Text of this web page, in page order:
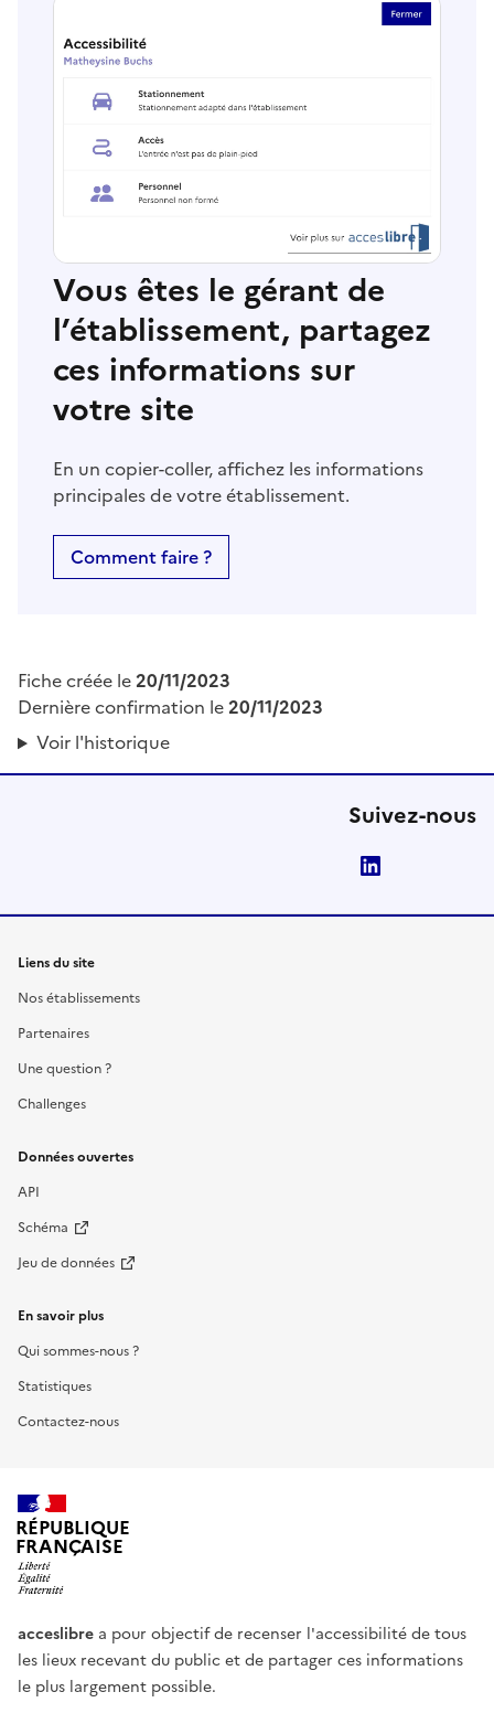
Vous êtes le gérant de
l’établissement, partagez
ces informations sur
votre site
En un copier-coller, affichez les informations
principales de votre établissement.
Comment faire ?
Fiche créée le20/11/2023
Dernière confirmation le20/11/2023
Voir l'historique
Suivez-nous
Liens du site
Nos établissements
Partenaires
Une question ?
Challenges
Données ouvertes
API
Schéma
Jeu de données
En savoir plus
Qui sommes-nous ?
Statistiques
Contactez-nous
RÉPUBLIQUE
FRANÇAISE
acceslibre a pour objectif de recenser l'accessibilité de tous
les lieux recevant du public et de partager ces informations
le plus largement possible.